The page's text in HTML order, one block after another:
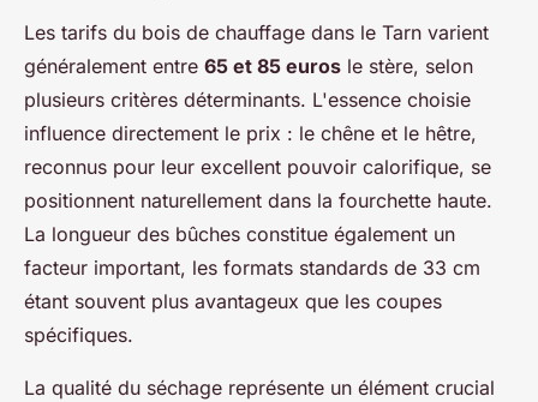
Les tarifs du bois de chauffage dans le Tarn varient
généralement entre 65 et 85 euros le stère, selon
plusieurs critères déterminants. L'essence choisie
influence directement le prix : le chêne et le hêtre,
reconnus pour leur excellent pouvoir calorifique, se
positionnent naturellement dans la fourchette haute.
La longueur des bûches constitue également un
facteur important, les formats standards de 33 cm
étant souvent plus avantageux que les coupes
spécifiques.
La qualité du séchage représente un élément crucial